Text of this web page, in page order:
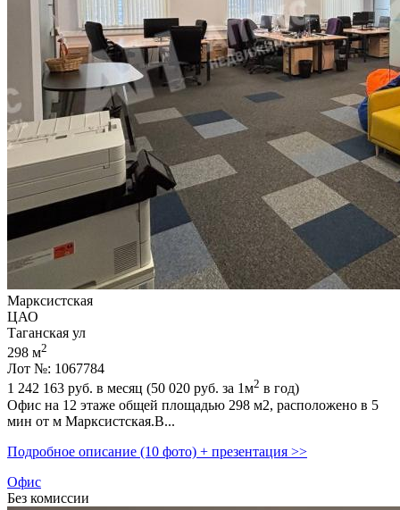
Марксистская
ЦАО
Таганская ул
298 м2
Лот №: 1067784
1 242 163 руб. в месяц (50 020 руб. за 1м2 в год)
Офис на 12 этаже общей площадью 298 м2,­ расположено в 5
мин от м Марксистская.В...
Подробное описание (10 фото) + презентация >>
Офис
Без комиссии